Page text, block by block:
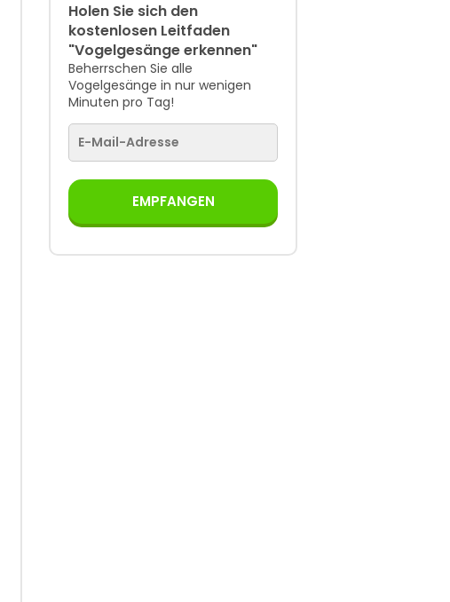
Holen Sie sich den
kostenlosen Leitfaden
"Vogelgesänge erkennen"
Beherrschen Sie alle
Vogelgesänge in nur wenigen
Minuten pro Tag!
EMPFANGEN